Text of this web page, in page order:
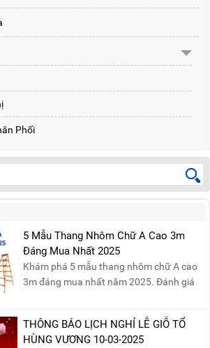
Phối
5 Mẫu Thang Nhôm Chữ A Cao 3m
Đáng Mua Nhất 2025
Khám phá 5 mẫu thang nhôm chữ A cao
3m đáng mua nhất năm 2025. Đánh giá
sản phẩm phù hợp!
THÔNG BÁO LỊCH NGHỈ LỄ GIỖ TỔ
HÙNG VƯƠNG 10-03-2025